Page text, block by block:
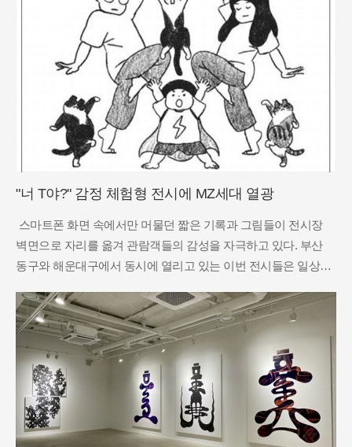
"너 T야?" 감정 체험형 전시에 MZ세대 열광
스마트폰 화면 속에서만 머물던 짧은 기록과 그림들이 전시장
벽면으로 자리를 옮겨 관람객들의 감성을 자극하고 있다. 부산
동구와 해운대구에서 동시에 열리고 있는 이번 전시들은 일상의
특징이다. 과거의 전시가 거장들의 화려한 기교를 보여주는 데
집중했다면